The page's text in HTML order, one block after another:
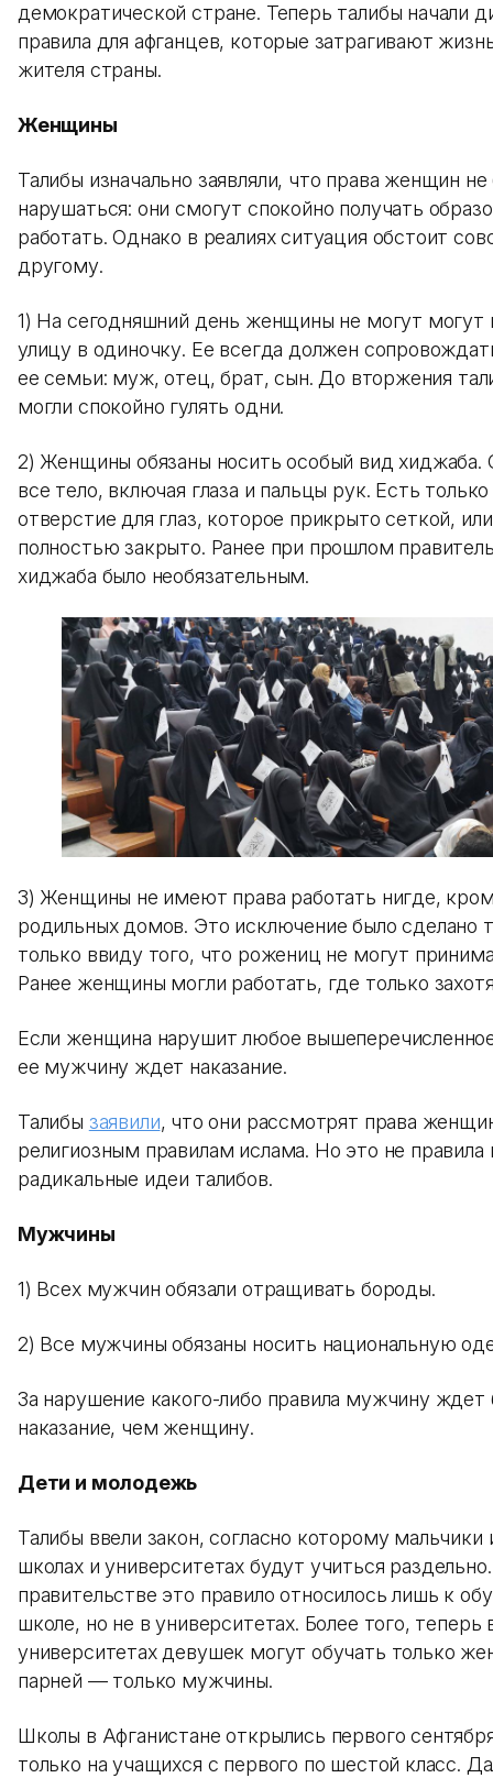
демократической стране. Теперь талибы начали
правила для афганцев, которые затрагивают
жителя страны.
Женщины
Талибы изначально заявляли, что права женщин
нарушаться: они смогут спокойно получать
работать. Однако в реалиях ситуация обстоит
другому.
1) На сегодняшний день женщины не могут могут
улицу в одиночку. Ее всегда должен
ее семьи: муж, отец, брат, сын. До вторжения
могли спокойно гулять одни.
2) Женщины обязаны носить особый вид хиджаба.
все тело, включая глаза и пальцы рук. Есть
отверстие для глаз, которое прикрыто сеткой,
полностью закрыто. Ранее при прошлом
хиджаба было необязательным.
3) Женщины не имеют права работать нигде,
родильных домов. Это исключение было сделано
только ввиду того, что рожениц не могут
Ранее женщины могли работать, где только
Если женщина нарушит любое
ее мужчину ждет наказание.
Талибы заявили, что они рассмотрят права
религиозным правилам ислама. Но это не
радикальные идеи талибов.
Мужчины
1) Всех мужчин обязали отращивать бороды.
2) Все мужчины обязаны носить национальную
За нарушение какого-либо правила мужчину ждет
наказание, чем женщину.
Дети и молодежь
Талибы ввели закон, согласно которому мальчики
школах и университетах будут учиться
правительстве это правило относилось лишь к
школе, но не в университетах. Более того, теперь
университетах девушек могут обучать только
парней — только мужчины.
Школы в Афганистане открылись первого
только на учащихся с первого по шестой класс.